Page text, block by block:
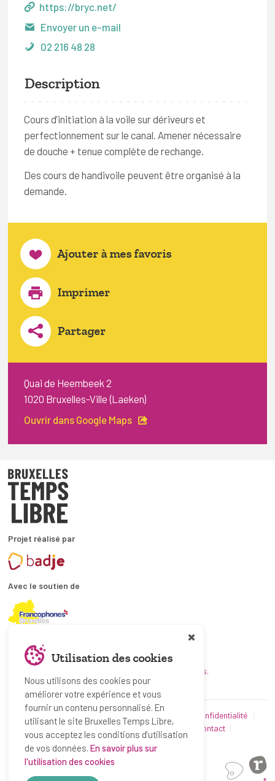
https://bryc.net/
Envoyer un e-mail
02 216 48 28
Description
Cours d’initiation à la voile sur dériveurs et
perfectionnement sur le canal. Amener nécessaire
de douche + tenue complète de rechange.
Des cours de handivoile peuvent être organisé à la
demande.
Ajouter à mes favoris
Imprimer
Partager
Quai de Heembeek 2
1020 Bruxelles-Ville (Laeken)
Ouvrir dans Google Maps
Projet réalisé par
Avec le soutien de
En collaboration avec
et les coordinations ATL bruxelloises.
© Bruxelles Temps Libre 2019-2026
Politique de confidentialité
Conditions d’utilisation
Utilisation des cookies
Contact
Partenaires
Utilisation des cookies
Nous utilisons des cookies pour
améliorer votre expérience et vous
fournir un contenu personnalisé. En
utilisant le site Bruxelles Temps Libre,
vous acceptez les conditions d’utilisation
de vos données. En savoir plus sur
l'utilisation des cookies